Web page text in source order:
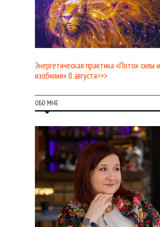
Энергетическая практика «Поток силы и
изобилия» 8 августа>>>
ОБО МНЕ